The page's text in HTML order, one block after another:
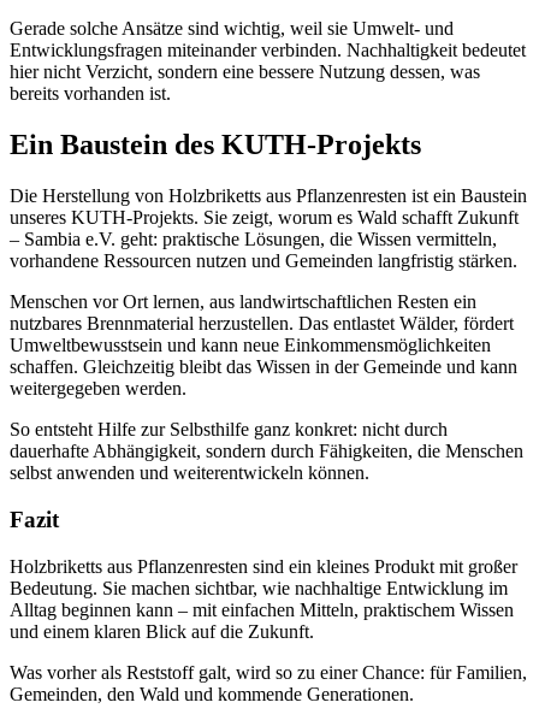
Gerade solche Ansätze sind wichtig, weil sie Umwelt- und
Entwicklungsfragen miteinander verbinden. Nachhaltigkeit bedeutet
hier nicht Verzicht, sondern eine bessere Nutzung dessen, was
bereits vorhanden ist.
Ein Baustein des KUTH-Projekts
Die Herstellung von Holzbriketts aus Pflanzenresten ist ein Baustein
unseres KUTH-Projekts. Sie zeigt, worum es Wald schafft Zukunft
– Sambia e.V. geht: praktische Lösungen, die Wissen vermitteln,
vorhandene Ressourcen nutzen und Gemeinden langfristig stärken.
Menschen vor Ort lernen, aus landwirtschaftlichen Resten ein
nutzbares Brennmaterial herzustellen. Das entlastet Wälder, fördert
Umweltbewusstsein und kann neue Einkommensmöglichkeiten
schaffen. Gleichzeitig bleibt das Wissen in der Gemeinde und kann
weitergegeben werden.
So entsteht Hilfe zur Selbsthilfe ganz konkret: nicht durch
dauerhafte Abhängigkeit, sondern durch Fähigkeiten, die Menschen
selbst anwenden und weiterentwickeln können.
Fazit
Holzbriketts aus Pflanzenresten sind ein kleines Produkt mit großer
Bedeutung. Sie machen sichtbar, wie nachhaltige Entwicklung im
Alltag beginnen kann – mit einfachen Mitteln, praktischem Wissen
und einem klaren Blick auf die Zukunft.
Was vorher als Reststoff galt, wird so zu einer Chance: für Familien,
Gemeinden, den Wald und kommende Generationen.